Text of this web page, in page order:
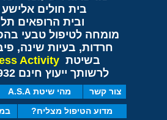
בית חולים
ובית הרופאים
מומחה לטיפול טבעי
חרדות, בעיות שינה,
בשיטת Activity
לרשותך ייעוץ חינם 077-4050932
צור קשר מהי שיטת A.S.A
מדוע הטיפול מצליח?